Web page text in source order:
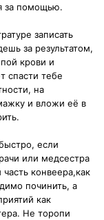
за помощью.
записать
за результатом,
крови и
спасти тебе
на
и вложи её в
если
или медсестра
конвеера,как
починить, а
как
Не торопи